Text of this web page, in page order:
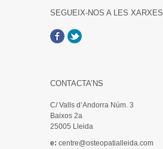
SEGUEIX-NOS A LES XARXES
Facebook
CONTACTA’NS
C/ Valls d’Andorra Núm. 3
Baixos 2a
25005 Lleida
e: centre@osteopatialleida.com